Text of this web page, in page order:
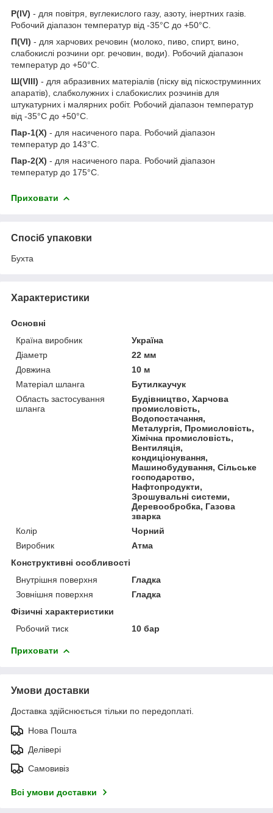
Р(IV) - для повітря, вуглекислого газу, азоту, інертних газів.
Робочий діапазон температур від -35°С до +50°С.
П(VI) - для харчових речовин (молоко, пиво, спирт, вино,
слабокислі розчини орг. речовин, води). Робочий діапазон
температур до +50°С.
Ш(VIII) - для абразивних матеріалів (піску від піскоструминних
апаратів), слабколужних і слабокислих розчинів для
штукатурних і малярних робіт. Робочий діапазон температур
від -35°С до +50°С.
Пар-1(Х) - для насиченого пара. Робочий діапазон
температур до 143°С.
Пар-2(Х) - для насиченого пара. Робочий діапазон
температур до 175°С.
Приховати
Спосіб упаковки
Бухта
Характеристики
Основні
Країна виробник
Україна
Діаметр
22 мм
Довжина
10 м
Матеріал шланга
Бутилкаучук
Область застосування
шланга
Будівництво, Харчова
промисловість,
Водопостачання,
Металургія, Промисловість,
Хімічна промисловість,
Вентиляція,
кондиціонування,
Машинобудування, Сільське
господарство,
Нафтопродукти,
Зрошувальні системи,
Деревообробка, Газова
зварка
Колір
Чорний
Виробник
Атма
Конструктивні особливості
Внутрішня поверхня
Гладка
Зовнішня поверхня
Гладка
Фізичні характеристики
Робочий тиск
10 бар
Приховати
Умови доставки
Доставка здійснюється тільки по передоплаті.
Нова Пошта
Делівері
Самовивіз
Всі умови доставки